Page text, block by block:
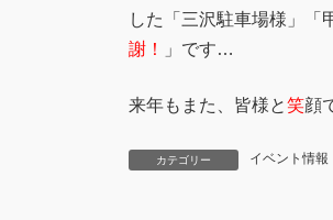
した「三沢駐車場様」「
謝！
」です…
来年もまた、皆様と笑顔
カテゴリー イベント情報